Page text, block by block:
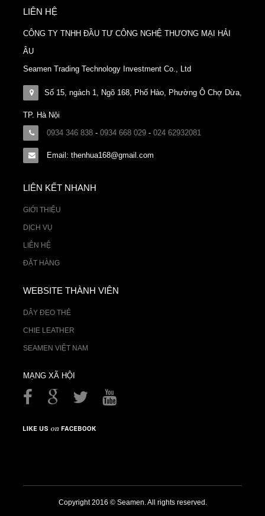
LIÊN HỆ
CÔNG TY TNHH ĐẦU TƯ CÔNG NGHỆ THƯƠNG MẠI HẢI
ÂU
Seamen Trading Technology Investment Co., Ltd
Số 15, ngách 1, Ngõ 168, Phố Hào, Phường Ô Chợ Dừa,
TP. Hà Nội
0934 346 838 - 0934 668 029 - 024 62932081
Email: thenhua168@gmail.com
LIÊN KẾT NHANH
GIỚI THIỆU
DỊCH VỤ
LIÊN HỆ
ĐẶT HÀNG
WEBSITE THÀNH VIÊN
DÂY ĐEO THẺ
CHIE LEATHER
SEAMEN VIỆT NAM
MẠNG XÃ HỘI
Copyright 2016 © Seamen. All rights reserved.